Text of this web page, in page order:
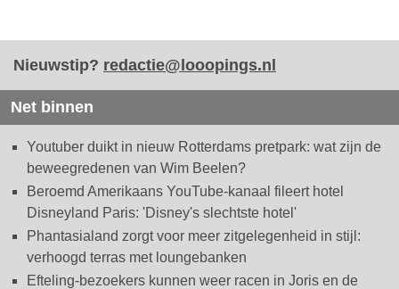
Nieuwstip? redactie@looopings.nl
Net binnen
Youtuber duikt in nieuw Rotterdams pretpark: wat zijn de
beweegredenen van Wim Beelen?
Beroemd Amerikaans YouTube-kanaal fileert hotel
Disneyland Paris: 'Disney's slechtste hotel'
Phantasialand zorgt voor meer zitgelegenheid in stijl:
verhoogd terras met loungebanken
Efteling-bezoekers kunnen weer racen in Joris en de